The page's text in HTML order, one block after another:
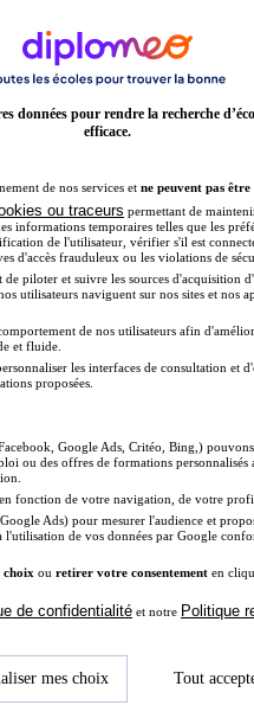
sont ensuite ordonnés
en avant les écoles qui
positifs et de campagnes en
non partenaires (non
à notre plateforme,
et sont également
par le fait qu’elles ne
nosrègles de fonctionnement de
données pour rendre la recherche
efficace.
de nos services et ne peuvent pas être
ou traceurs permettant de
informations temporaires telles que les
de l'utilisateur, vérifier s'il est
d'accès frauduleux ou les violations de
de piloter et suivre les sources d'acquisition
utilisateurs naviguent sur nos sites et nos
de nos utilisateurs afin
et fluide.
les interfaces de consultation et
proposées.
Google Ads, Critéo, Bing,)
ou des offres de formations
fonction de votre navigation, de votre
Ads) pour mesurer l'audience et
l'utilisation de vos données par Google
choix ou retirer votre consentement en
de confidentialité et notre Politique
mes choix Tout